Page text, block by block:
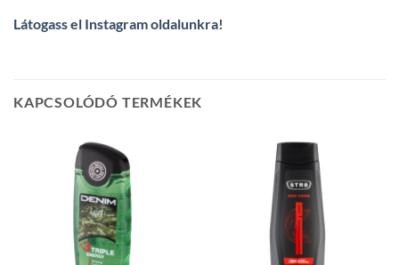
Látogass el Instagram oldalunkra!
KAPCSOLÓDÓ TERMÉKEK